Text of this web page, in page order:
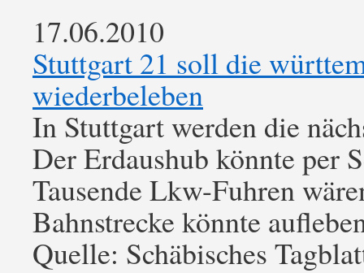
17.06.2010
Stuttgart 21 soll die
wiederbeleben
In Stuttgart werden die
Der Erdaushub könnte per
Tausende Lkw-Fuhren
Bahnstrecke könnte
Quelle: Schäbisches